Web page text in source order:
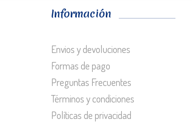
Información
Envios y devoluciones
Formas de pago
Preguntas Frecuentes
Términos y condiciones
Políticas de privacidad